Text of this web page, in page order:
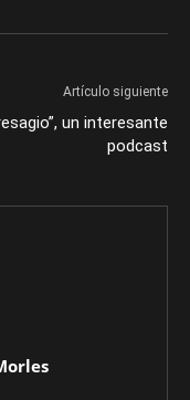
Artículo siguiente
un interesante
podcast